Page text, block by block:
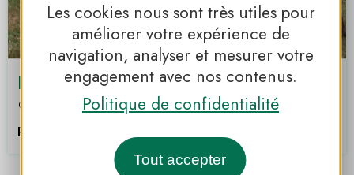
Les cookies nous sont très utiles pour
améliorer votre expérience de
navigation, analyser et mesurer votre
engagement avec nos contenus.
Politique de confidentialité
Tout accepter
Parc Animalier de Gramat
PNR DES CAUSSES DU QUERCY